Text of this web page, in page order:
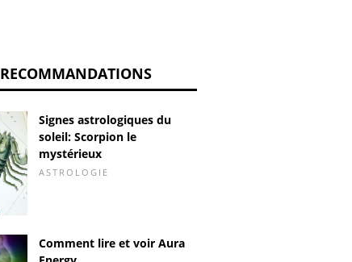
RECOMMANDATIONS
Signes astrologiques du
soleil: Scorpion le
mystérieux
ASTROLOGIE
Comment lire et voir Aura